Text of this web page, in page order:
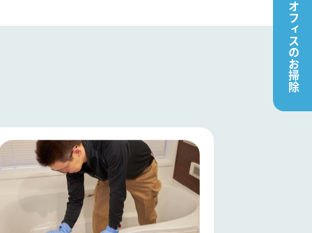
オフィスのお掃除